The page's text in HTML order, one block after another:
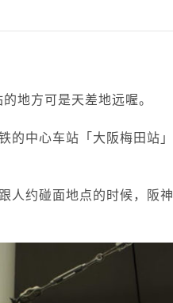
地方可是天差地远喔。
中心车站「大阪梅田站」
人约碰面地点的时候，阪神